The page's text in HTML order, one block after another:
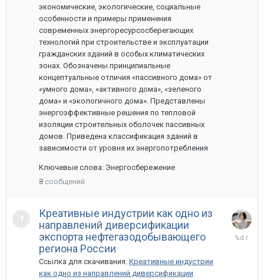
экономические, экологические, социальные
особенности и примеры применения
современных энергоресурсосберегающих
технологий при строительстве и эксплуатации
гражданских зданий в особых климатических
зонах. Обозначены принципиальные
концептуальные отличия «пассивного дома» от
«умного дома», «активного дома», «зеленого
дома» и «экологичного дома». Представлены
энергоэффективные решения по тепловой
изоляции строительных оболочек пассивных
домов. Приведена классификация зданий в
зависимости от уровня их энергопотребления
Ключевые слова: Энергосбережение
8 сообщений
Креативные индустрии как одно из
направлений диверсификации
экспорта нефтегазодобывающего
региона России
Ссылка для скачивания: Креативные индустрии
как одно из направлений диверсификации
13